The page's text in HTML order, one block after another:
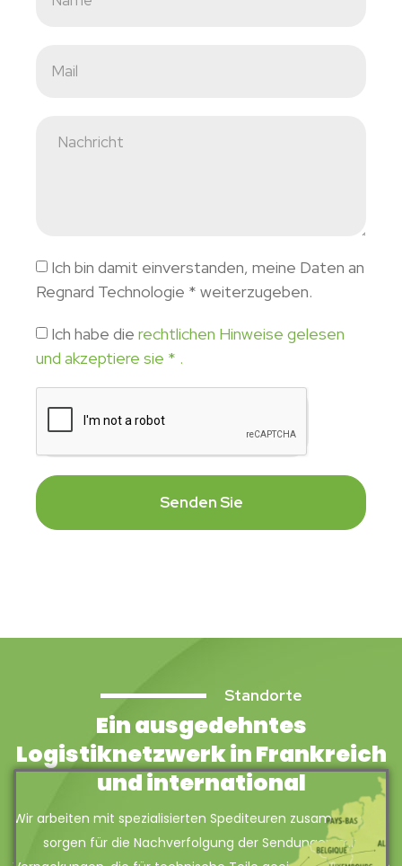
Ich bin damit einverstanden, meine Daten an
Regnard Technologie * weiterzugeben.
Ich habe die rechtlichen Hinweise gelesen
und akzeptiere sie * .
Senden Sie
Standorte
Ein ausgedehntes
Logistiknetzwerk in Frankreich
und international
Wir arbeiten mit spezialisierten Spediteuren zusammen und
sorgen für die Nachverfolgung der Sendungen mit